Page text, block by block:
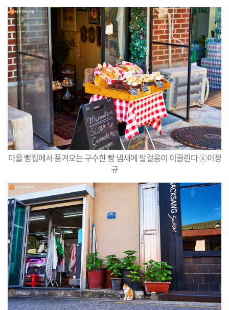
마을 빵집에서 풍겨오는 구수한 빵 냄새에 발걸음이 이끌린다 ⓒ이정
규